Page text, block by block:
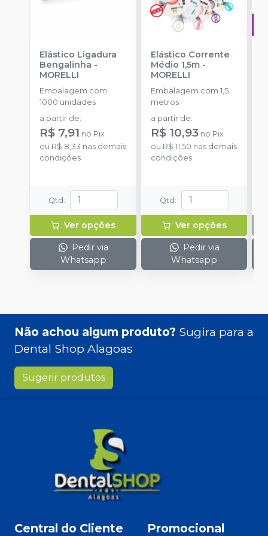
Elástico Ligadura
Bengalinha -
MORELLI
Embalagem com
1000 unidades
a partir de:
R$ 7,91 no Pix
ou R$ 8,33 nas demais
condições
Qtd :
Ver opções
Pedir via
Whatsapp
Elástico Corrente
Médio 1,5m-
MORELLI
Embalagem com 1,5
metros
a partir de:
R$ 10,93 no Pix
ou R$ 11,50 nas demais
condições
Qtd :
Ver opções
Pedir via
Whatsapp
Não achou algum produto? Sugira para a
Dental Shop Alagoas
Sugerir produtos
Central do Cliente Promocional